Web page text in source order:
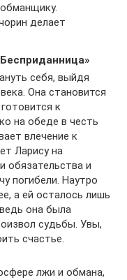
делает
себя, выйдя
Она становится
к
на обеде в честь
влечение к
Ларису на
обязательства и
погибели. Наутро
а ей осталось лишь
она была
судьбы. Увы,
счастье.
лжи и обмана,